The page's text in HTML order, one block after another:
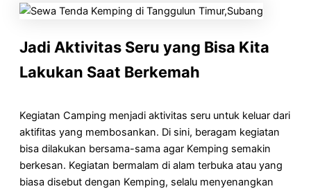
Jadi Aktivitas Seru yang Bisa Kita
Lakukan Saat Berkemah
Kegiatan Camping menjadi aktivitas seru untuk keluar dari
aktifitas yang membosankan. Di sini, beragam kegiatan
bisa dilakukan bersama-sama agar Kemping semakin
berkesan. Kegiatan bermalam di alam terbuka atau yang
biasa disebut dengan Kemping, selalu menyenangkan